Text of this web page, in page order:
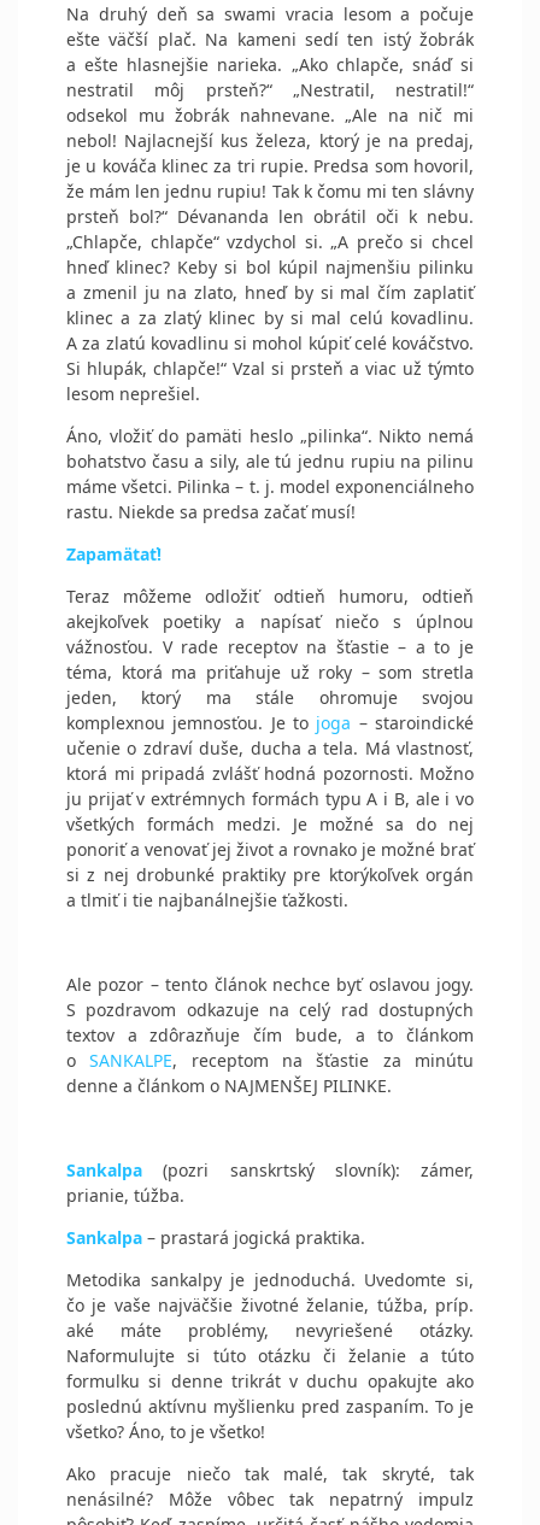
Na druhý deň sa swami vracia lesom a počuje
ešte väčší plač. Na kameni sedí ten istý žobrák
a ešte hlasnejšie narieka. „Ako chlapče, snáď si
nestratil môj prsteň?“ „Nestratil, nestratil!“
odsekol mu žobrák nahnevane. „Ale na nič mi
nebol! Najlacnejší kus železa, ktorý je na predaj,
je u kováča klinec za tri rupie. Predsa som hovoril,
že mám len jednu rupiu! Tak k čomu mi ten slávny
prsteň bol?“ Dévananda len obrátil oči k nebu.
„Chlapče, chlapče“ vzdychol si. „A prečo si chcel
hneď klinec? Keby si bol kúpil najmenšiu pilinku
a zmenil ju na zlato, hneď by si mal čím zaplatiť
klinec a za zlatý klinec by si mal celú kovadlinu.
A za zlatú kovadlinu si mohol kúpiť celé kováčstvo.
Si hlupák, chlapče!“ Vzal si prsteň a viac už týmto
lesom neprešiel.
Áno, vložiť do pamäti heslo „pilinka“. Nikto nemá
bohatstvo času a sily, ale tú jednu rupiu na pilinu
máme všetci. Pilinka – t. j. model exponenciálneho
rastu. Niekde sa predsa začať musí!
Zapamätať!
Teraz môžeme odložiť odtieň humoru, odtieň
akejkoľvek poetiky a napísať niečo s úplnou
vážnosťou. V rade receptov na šťastie – a to je
téma, ktorá ma priťahuje už roky – som stretla
jeden, ktorý ma stále ohromuje svojou
komplexnou jemnosťou. Je to joga – staroindické
učenie o zdraví duše, ducha a tela. Má vlastnosť,
ktorá mi pripadá zvlášť hodná pozornosti. Možno
ju prijať v extrémnych formách typu A i B, ale i vo
všetkých formách medzi. Je možné sa do nej
ponoriť a venovať jej život a rovnako je možné brať
si z nej drobunké praktiky pre ktorýkoľvek orgán
a tlmiť i tie najbanálnejšie ťažkosti.
Ale pozor – tento článok nechce byť oslavou jogy.
S pozdravom odkazuje na celý rad dostupných
textov a zdôrazňuje čím bude, a to článkom
o SANKALPE, receptom na šťastie za minútu
denne a článkom o NAJMENŠEJ PILINKE.
Sankalpa
(pozri sanskrtský slovník): zámer,
prianie, túžba.
Sankalpa – prastará jogická praktika.
Metodika sankalpy je jednoduchá. Uvedomte si,
čo je vaše najväčšie životné želanie, túžba, príp.
aké máte problémy, nevyriešené otázky.
Naformulujte si túto otázku či želanie a túto
formulku si denne trikrát v duchu opakujte ako
poslednú aktívnu myšlienku pred zaspaním. To je
všetko? Áno, to je všetko!
Ako pracuje niečo tak malé, tak skryté, tak
nenásilné? Môže vôbec tak nepatrný impulz